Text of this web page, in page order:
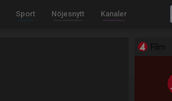
Sport Nöjesnytt Kanaler